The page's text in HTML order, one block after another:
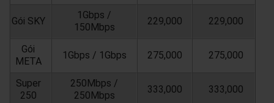
Gói SKY
1Gbps /
150Mbps
229,000 229,000
Gói
META
1Gbps / 1Gbps 275,000 275,000
Super
250
250Mbps /
250Mbps
333,000 333,000